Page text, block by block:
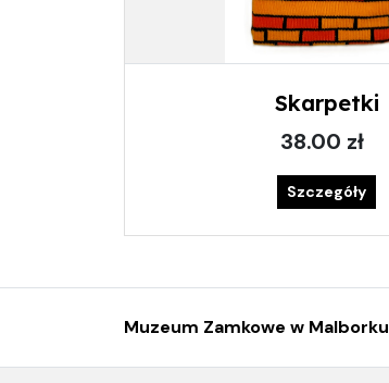
Skarpetki
38.00 zł
Szczegóły
Muzeum Zamkowe w Malborku